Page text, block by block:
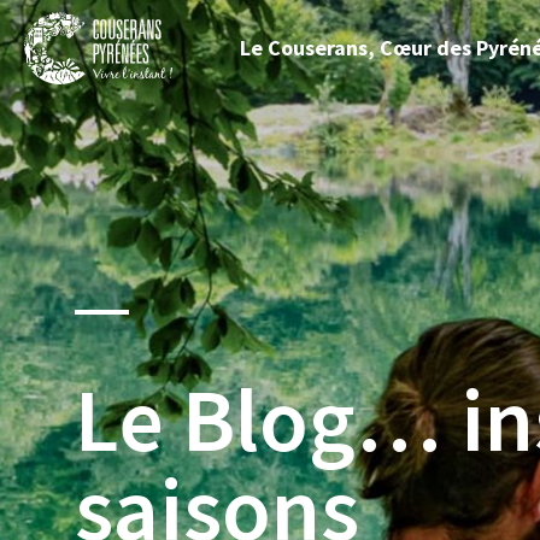
Couserans
Pyrénées
Fermer
le
menu
Le Couserans, Cœur des
Le Blog…
saisons